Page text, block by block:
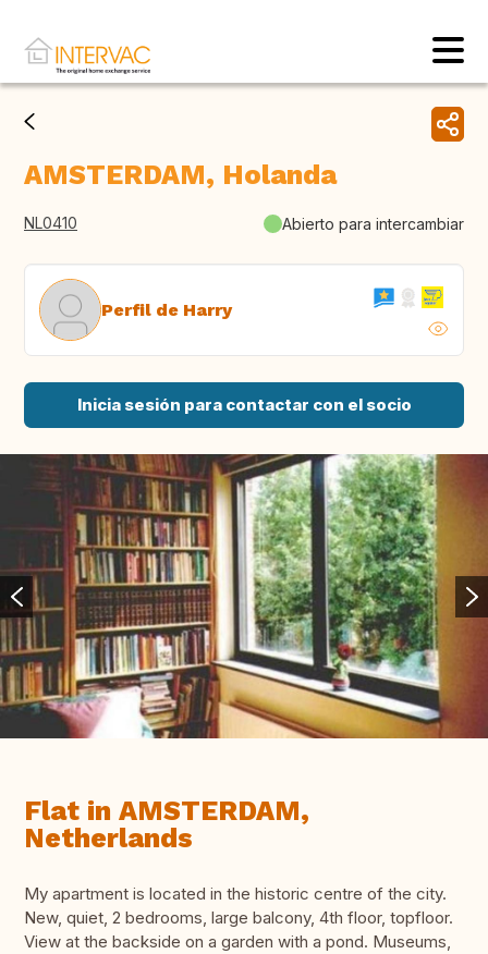
AMSTERDAM, Holanda
NL0410 Abierto para intercambiar
Perfil de Harry
Inicia sesión para contactar con el socio
Flat in AMSTERDAM,
Netherlands
My apartment is located in the historic centre of the city.
New, quiet, 2 bedrooms, large balcony, 4th floor, topfloor.
View at the backside on a garden with a pond. Museums,